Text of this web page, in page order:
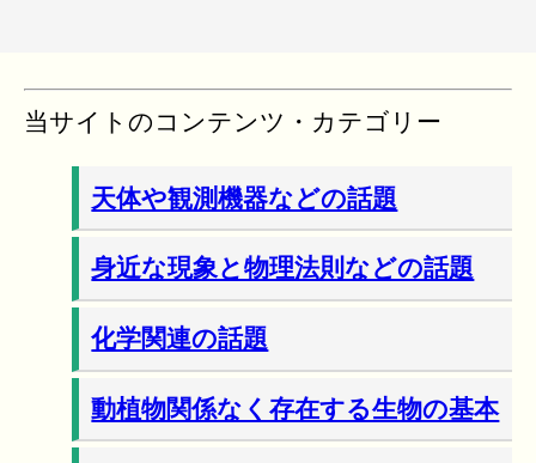
当サイトのコンテンツ・カテゴリー
天体や観測機器などの話題
身近な現象と物理法則などの話題
化学関連の話題
動植物関係なく存在する生物の基本